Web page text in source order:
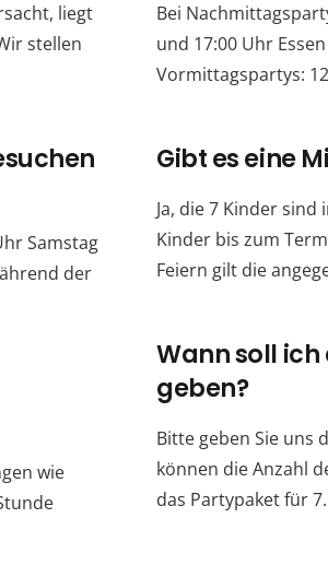
liegt
stellen
Samstag
der
wie
Bei
und 17:00 Uhr
Vormittagspartys:
Gibt es eine
Ja, die 7 Kinder
Kinder bis zum
Feiern gilt die
Wann soll
geben?
Bitte geben Sie uns
können die Anzahl
das Partypaket für